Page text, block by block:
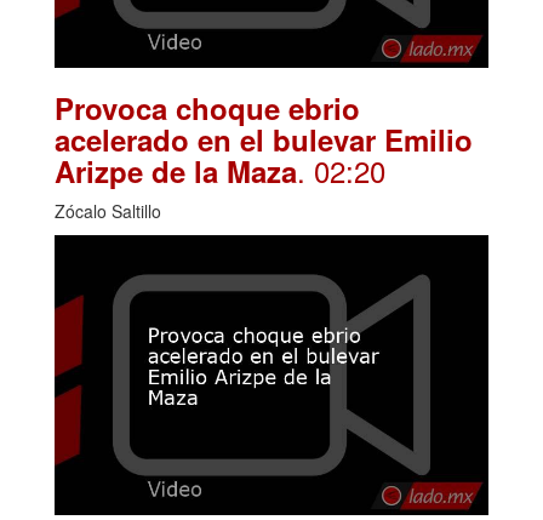
Provoca choque ebrio
acelerado en el bulevar Emilio
Arizpe de la Maza. 02:20
Zócalo Saltillo